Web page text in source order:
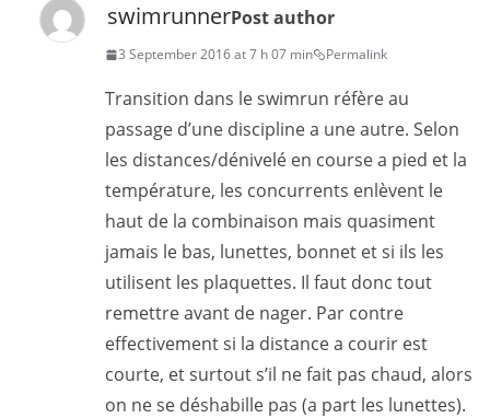
swimrunnerPost author
3 September 2016 at 7 h 07 min Permalink
Transition dans le swimrun réfère au
passage d’une discipline a une autre. Selon
les distances/dénivelé en course a pied et la
température, les concurrents enlèvent le
haut de la combinaison mais quasiment
jamais le bas, lunettes, bonnet et si ils les
utilisent les plaquettes. Il faut donc tout
remettre avant de nager. Par contre
effectivement si la distance a courir est
courte, et surtout s’il ne fait pas chaud, alors
on ne se déshabille pas (a part les lunettes).